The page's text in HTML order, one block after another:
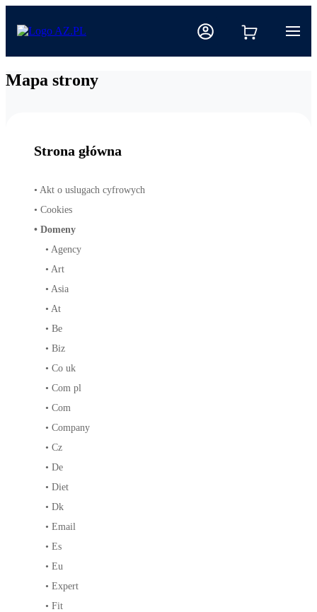
Mapa strony
Strona główna
• Akt o uslugach cyfrowych
• Cookies
• Domeny
• Agency
• Art
• Asia
• At
• Be
• Biz
• Co uk
• Com pl
• Com
• Company
• Cz
• De
• Diet
• Dk
• Email
• Es
• Eu
• Expert
• Fit